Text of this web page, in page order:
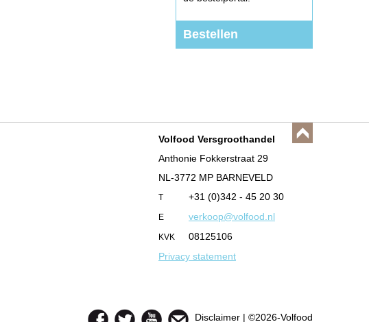
Bestellen
Volfood Versgroothandel
Anthonie Fokkerstraat 29
NL-3772 MP BARNEVELD
T +31 (0)342 - 45 20 30
E verkoop@volfood.nl
KVK
08125106
Privacy statement
Disclaimer | ©2026-Volfood